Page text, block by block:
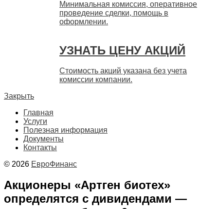
Минимальная комиссия, оперативное
проведение сделки, помощь в
оформлении.
УЗНАТЬ ЦЕНУ АКЦИЙ
Стоимость акций указана без учета
комиссии компании.
Закрыть
Главная
Услуги
Полезная информация
Документы
Контакты
© 2026 ЕвроФинанс
Акционеры «Артген биотех»
определятся с дивидендами —